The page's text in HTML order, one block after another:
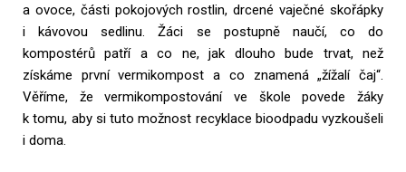
a ovoce, části pokojových rostlin, drcené vaječné skořápky
i kávovou sedlinu. Žáci se postupně naučí, co do
kompostérů patří a co ne, jak dlouho bude trvat, než
získáme první vermikompost a co znamená „žížalí čaj“.
Věříme, že vermikompostování ve škole povede žáky
k tomu, aby si tuto možnost recyklace bioodpadu vyzkoušeli
i doma.